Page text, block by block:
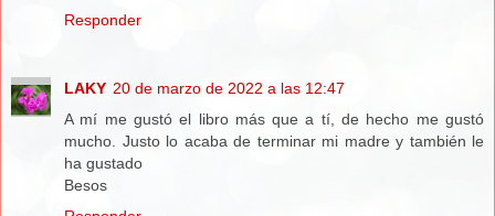
Responder
LAKY 20 de marzo de 2022 a las 12:47
A mí me gustó el libro más que a tí, de hecho me gustó
mucho. Justo lo acaba de terminar mi madre y también le
ha gustado
Besos